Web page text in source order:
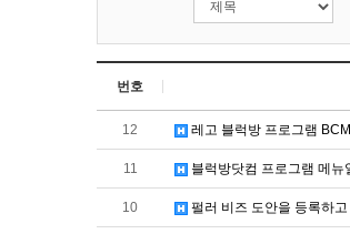
번호
12 레고 블럭방 프로그램
11 블럭방닷컴 프로그램 메뉴
10 펄러 비즈 도안을 등록하